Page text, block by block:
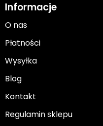
Informacje
O nas
Płatności
Wysyłka
Blog
Kontakt
Regulamin sklepu